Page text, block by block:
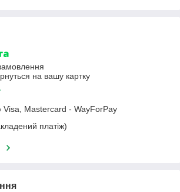
на вашу картку
Visa, Mastercard - WayForPay
платіж)